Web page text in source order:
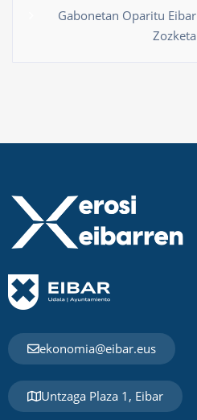
Gabonetan Oparitu Eibar
Zozketa
ekonomia@eibar.eus
Untzaga Plaza 1, Eibar